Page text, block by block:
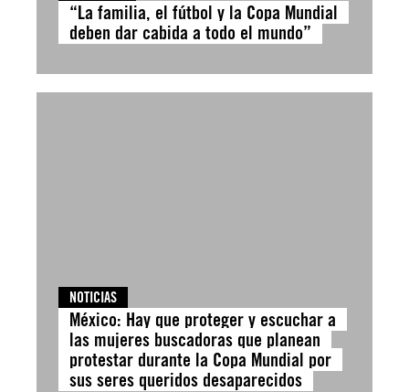
“La familia, el fútbol y la Copa Mundial
deben dar cabida a todo el mundo”
NOTICIAS
México: Hay que proteger y escuchar a
las mujeres buscadoras que planean
protestar durante la Copa Mundial por
sus seres queridos desaparecidos